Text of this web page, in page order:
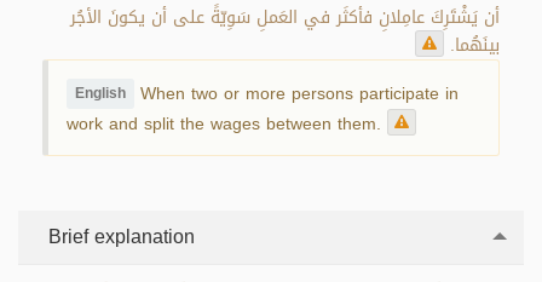
أن يَشْتَرِكَ عامِلانِ فأكثَر في العَملِ سَوِيّةً على أن يكونَ الأجُر
بينَهُما.
English When two or more persons participate in
work and split the wages between them.
Brief explanation